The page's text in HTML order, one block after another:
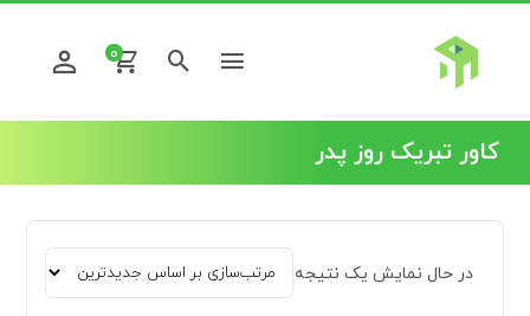
0
کاور تبریک روز پدر
در حال نمایش یک نتیجه